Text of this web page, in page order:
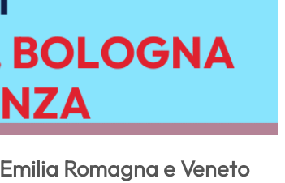
Romagna e Veneto